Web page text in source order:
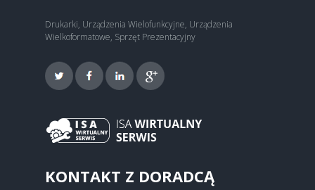
Drukarki, Urządzenia Wielofunkcyjne, Urządzenia
Wielkoformatowe, Sprzęt Prezentacyjny
KONTAKT Z DORADCĄ